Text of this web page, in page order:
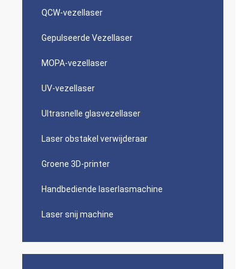
QCW-vezellaser
Gepulseerde Vezellaser
MOPA-vezellaser
UV-vezellaser
Ultrasnelle glasvezellaser
Laser obstakel verwijderaar
Groene 3D-printer
Handbediende laserlasmachine
Laser snij machine